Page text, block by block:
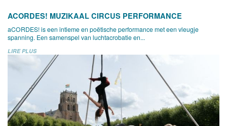
ACORDES! MUZIKAAL CIRCUS PERFORMANCE
aCORDES! is een intieme en poëtische performance met een vleugje
spanning. Een samenspel van luchtacrobatie en...
LIRE PLUS